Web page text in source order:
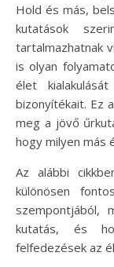
Hold és más,
kutatások
tartalmazhatnak
is olyan
élet
bizonyítékait. Ez
meg a jövő
hogy milyen más
Az alábbi
különösen
szempontjából,
kutatás, és
felfedezések az